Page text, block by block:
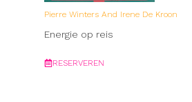
Pierre Winters And Irene De Kroon
Energie op reis
RESERVEREN